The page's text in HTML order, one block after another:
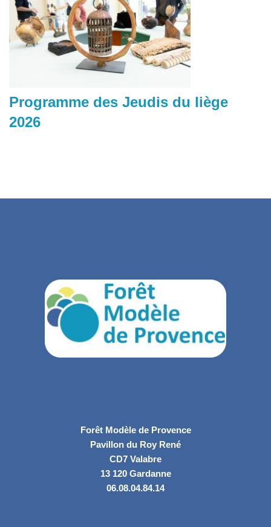
Programme des Jeudis du liège
2026
Forêt Modèle de Provence
Pavillon du Roy René
CD7 Valabre
13 120 Gardanne
06.08.04.84.14